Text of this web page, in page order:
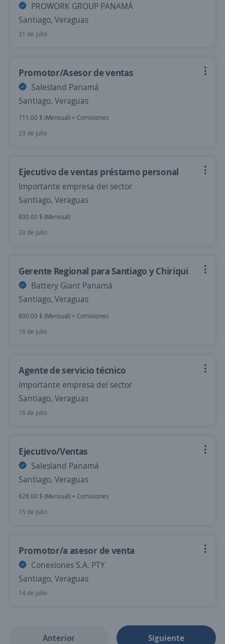
PROWORK GROUP PANAMÁ
Santiago, Veraguas
31 de julio
Promotor/Asesor de ventas
Salesland Panamá
Santiago, Veraguas
711.00 $ (Mensual) + Comisiones
23 de julio
Ejecutivo de ventas préstamo personal
Importante empresa del sector
Santiago, Veraguas
800.00 $ (Mensual)
20 de julio
Gerente Regional para Santiago y Chiriqui
Battery Giant Panamá
Santiago, Veraguas
800.00 $ (Mensual) + Comisiones
16 de julio
Agente de servicio técnico
Importante empresa del sector
Santiago, Veraguas
16 de julio
Ejecutivo/Ventas
Salesland Panamá
Santiago, Veraguas
628.00 $ (Mensual) + Comisiones
15 de julio
Promotor/a asesor de venta
Conexiones S.A. PTY
Santiago, Veraguas
14 de julio
Anterior Siguiente